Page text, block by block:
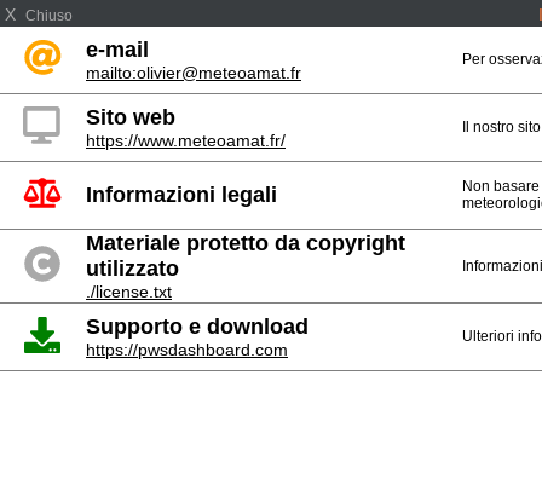
X Chiuso
e-mail
mailto:olivier@meteoamat.fr
Per
Sito web
https://www.meteoamat.fr/
Il nostro
Informazioni legali
Non
Materiale protetto da copyright
utilizzato
./license.txt
Supporto e download
https://pwsdashboard.com
Ulteriori